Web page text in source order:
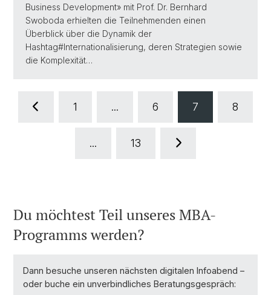
Business Development» mit Prof. Dr. Bernhard
Swoboda erhielten die Teilnehmenden einen
Überblick über die Dynamik der
Hashtag#Internationalisierung, deren Strategien sowie
die Komplexität…
1 ... 6 7 8
... 13
Du möchtest Teil unseres MBA-
Programms werden?
Dann besuche unseren nächsten digitalen Infoabend –
oder buche ein unverbindliches Beratungsgespräch: